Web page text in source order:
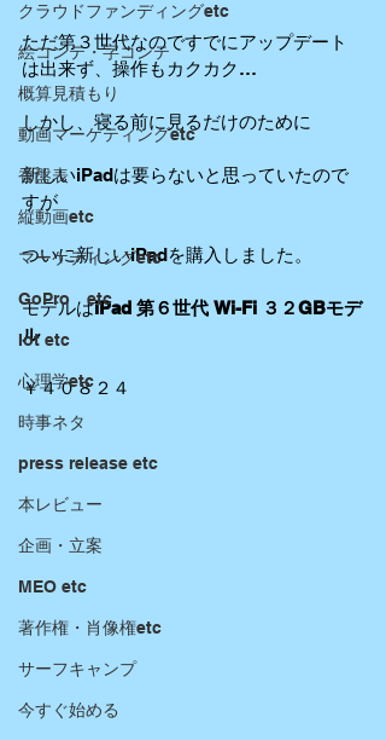
クラウドファンディングetc
絵コンテ・字コンテ
概算見積もり
動画マーケティングetc
香盤表
縦動画etc
マーケティングetc
GoPro etc
Iot etc
心理学etc
時事ネタ
press release etc
本レビュー
企画・立案
MEO etc
著作権・肖像権etc
サーフキャンプ
今すぐ始める
ただ第３世代なのですでにアップデート
は出来ず、操作もカクカク…
しかし、寝る前に見るだけのために
新しいiPadは要らないと思っていたので
すが
ついに新しいiPadを購入しました。
モデルはiPad 第６世代 Wi-Fi ３２GBモデ
ル
￥４０８２４